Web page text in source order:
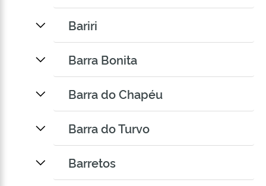
Bariri
Barra Bonita
Barra do Chapéu
Barra do Turvo
Barretos